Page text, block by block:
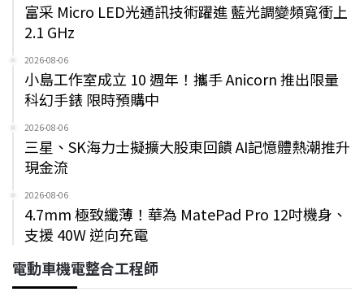
富采 Micro LED光通訊技術躍進 藍光調變頻寬衝上
2.1 GHz
2026-08-06
小島工作室成立 10 週年！攜手 Anicorn 推出限量
科幻手錶 限時預購中
2026-08-06
三星、SK海力士擬擴大股東回饋 AI記憶體熱潮推升
現金流
2026-08-06
4.7mm 極致纖薄！華為 MatePad Pro 12吋機身、
支援 40W 逆向充電
電動車機電整合工程師